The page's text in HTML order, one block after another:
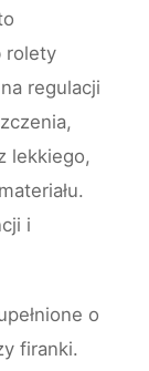
rolety
regulacji
lekkiego,
i
o
firanki.